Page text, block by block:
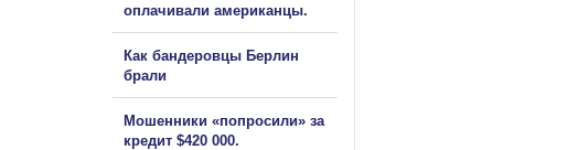
оплачивали американцы.
Как бандеровцы Берлин
брали
Мошенники «попросили» за
кредит $420 000.